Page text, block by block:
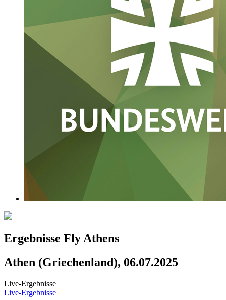
Ergebnisse Fly Athens
Athen (Griechenland), 06.07.2025
Live-Ergebnisse
Live-Ergebnisse